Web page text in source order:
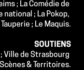
; La Comédie de
; La Pokop,
; Le Maquis.
SOUTIENS
; Ville de Strasbourg
& Territoires.